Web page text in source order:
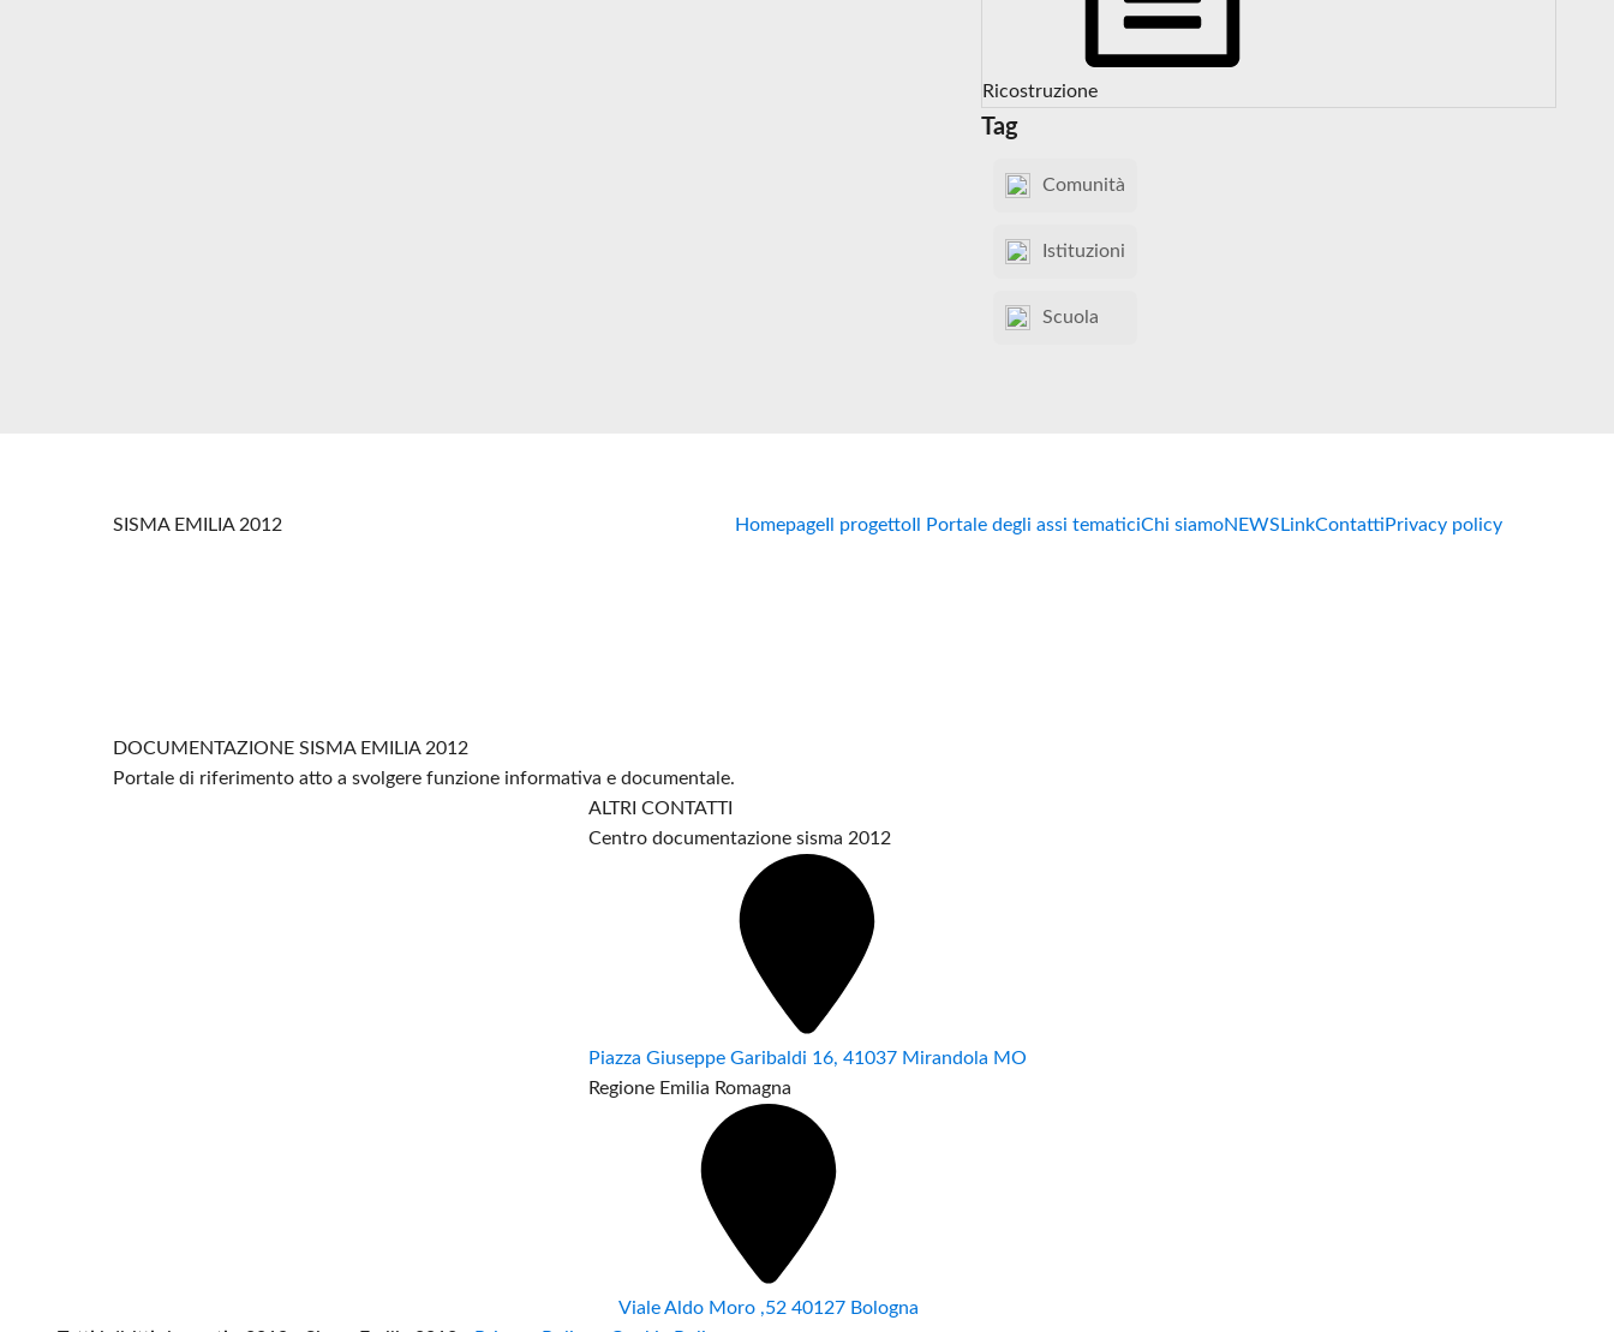
Ricostruzione
Tag
Comunità
Istituzioni
Scuola
SISMA EMILIA 2012
DOCUMENTAZIONE SISMA EMILIA 2012
Portale di riferimento atto a svolgere funzione informativa e documentale.
HomepageIl progettoIl Portale degli assi tematiciChi siamoNEWS LinkContatti Privacy policy
ALTRI CONTATTI
Centro documentazione sisma 2012
Piazza Giuseppe Garibaldi 16, 41037 Mirandola MO
Regione Emilia Romagna
Viale Aldo Moro ,52 40127 Bologna